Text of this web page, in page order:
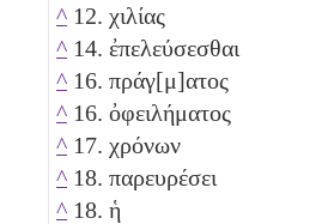
^ 12. χιλίας
^ 14. ἐπελεύσεσθαι
^ 16. πράγ[μ]ατος
^ 16. ὀφειλήματος
^ 17. χρόνων
^ 18. παρευρέσει
^ 18. ἡ